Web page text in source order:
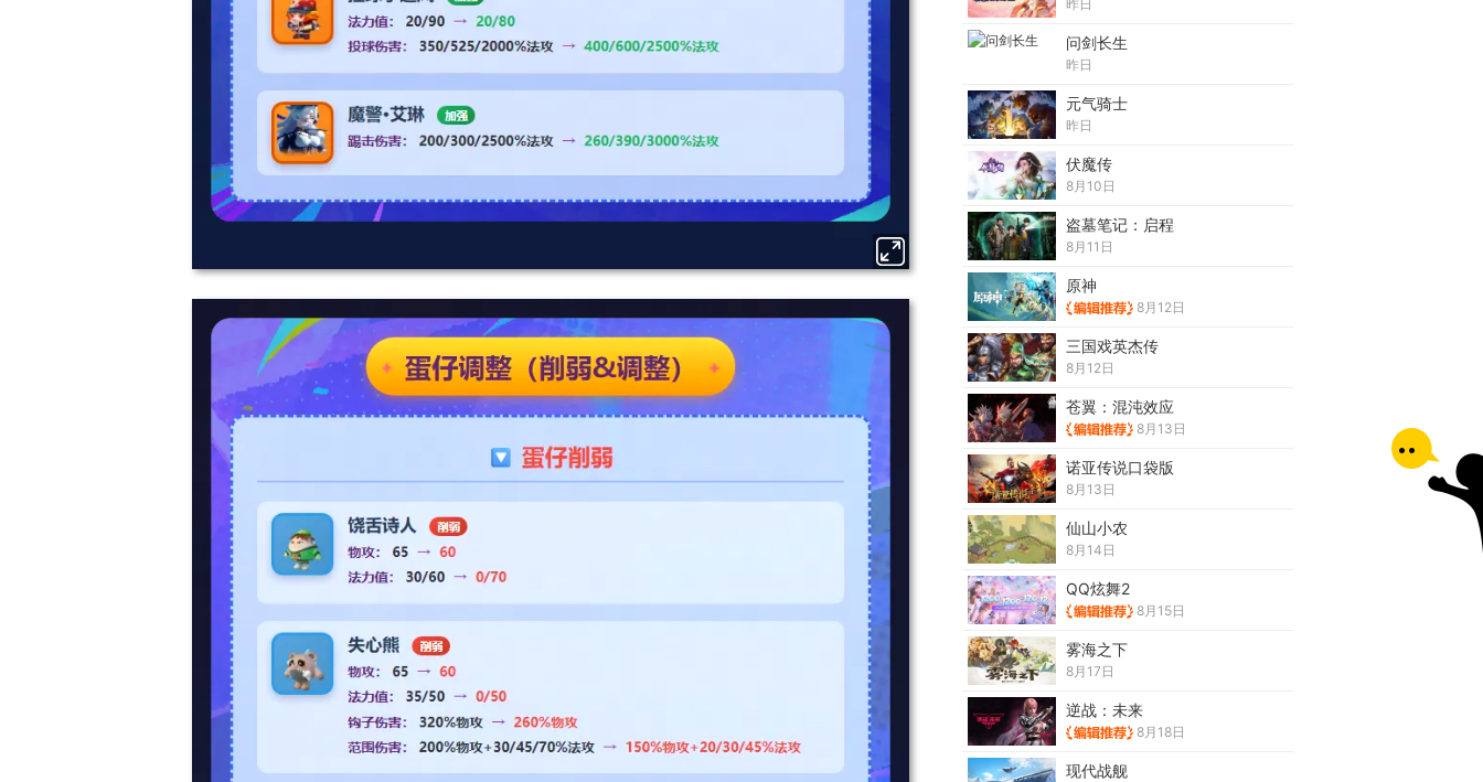
昨日
问剑长生
昨日
元气骑士
昨日
伏魔传
8月10日
盗墓笔记：启程
8月11日
原神
8月12日
三国戏英杰传
8月12日
苍翼：混沌效应
8月13日
诺亚传说口袋版
8月13日
仙山小农
8月14日
QQ炫舞2
8月15日
雾海之下
8月17日
逆战：未来
8月18日
现代战舰